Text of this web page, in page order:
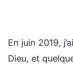
En juin 2019,
Dieu, et